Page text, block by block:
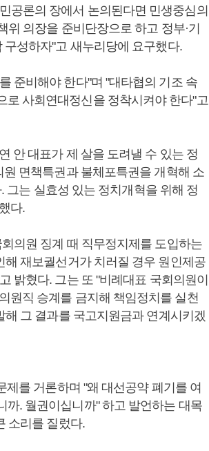
공론의 장에서 논의된다면 민생중심의
의장을 준비단장으로 하고 정부·기
성하자"고 새누리당에 요구했다.
준비해야 한다"며 "대타협의 기조 속
로 사회연대정신을 정착시켜야 한다"고
안 대표가 제 살을 도려낼 수 있는 정
면책특권과 불체포특권을 개혁해 소
그는 실효성 있는 정치개혁을 위해 정
다.
의원 징계 때 직무정지제를 도입하는
재보궐선거가 치러질 경우 원인제공
밝혔다. 그는 또 "비례대표 국회의원이
원직 승계를 금지해 책임정치를 실천
그 결과를 국고지원금과 연계시키겠
를 거론하며 "왜 대선공약 폐기를 여
까. 월권이십니까" 하고 발언하는 대목
소리를 질렀다.